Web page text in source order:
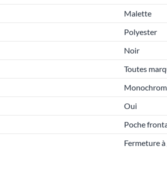
Malette
Polyester
Noir
Toutes
Oui
Poche
Fermeture